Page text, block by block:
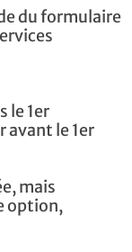
du formulaire
le 1er
le 1er
mais
option,